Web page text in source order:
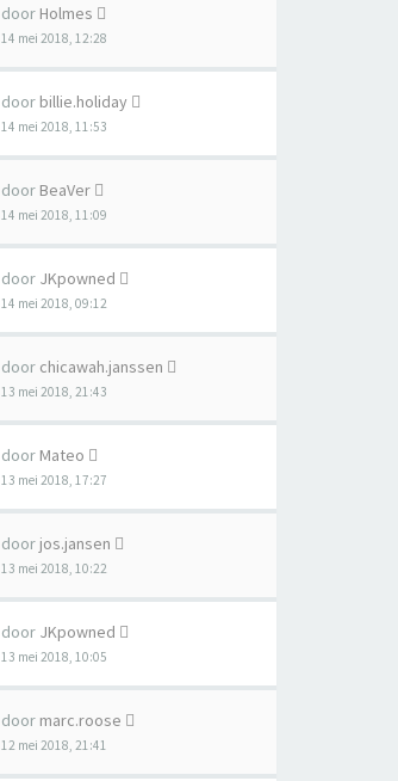
door Holmes
14 mei 2018, 12:28
door billie.holiday
14 mei 2018, 11:53
door BeaVer
14 mei 2018, 11:09
door JKpowned
14 mei 2018, 09:12
door chicawah.janssen
13 mei 2018, 21:43
door Mateo
13 mei 2018, 17:27
door jos.jansen
13 mei 2018, 10:22
door JKpowned
13 mei 2018, 10:05
door marc.roose
12 mei 2018, 21:41